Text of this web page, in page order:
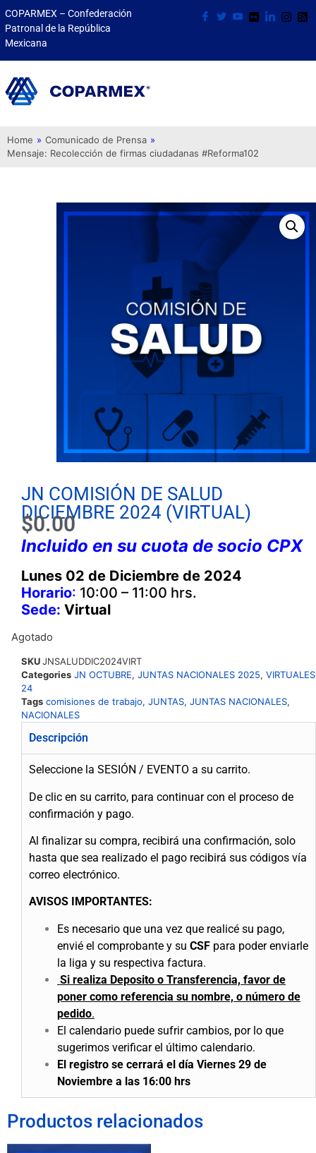
COPARMEX – Confederación
Patronal de la República
Mexicana
Home » Comunicado de Prensa »
Mensaje: Recolección de firmas ciudadanas #Reforma102
JN COMISIÓN DE SALUD
DICIEMBRE 2024 (VIRTUAL)
$0.00
Incluido en su cuota de socio CPX
Lunes 02 de Diciembre de 2024
Horario: 10:00 – 11:00 hrs.
Sede: Virtual
Agotado
SKUJNSALUDDIC2024VIRT
Categories JN OCTUBRE, JUNTAS NACIONALES 2025, VIRTUALES
24
Tags comisiones de trabajo, JUNTAS, JUNTAS NACIONALES,
NACIONALES
Descripción
Seleccione la SESIÓN / EVENTO a su carrito.
De clic en su carrito, para continuar con el proceso de
confirmación y pago.
Al finalizar su compra, recibirá una confirmación, solo
hasta que sea realizado el pago recibirá sus códigos vía
correo electrónico.
AVISOS IMPORTANTES:
Es necesario que una vez que realicé su pago,
envié el comprobante y su CSF para poder enviarle
la liga y su respectiva factura.
Si realiza Deposito o Transferencia, favor de
poner como referencia su nombre, o número de
pedido.
El calendario puede sufrir cambios, por lo que
sugerimos verificar el último calendario.
El registro se cerrará el día Viernes 29 de
Noviembre a las 16:00 hrs
Productos relacionados